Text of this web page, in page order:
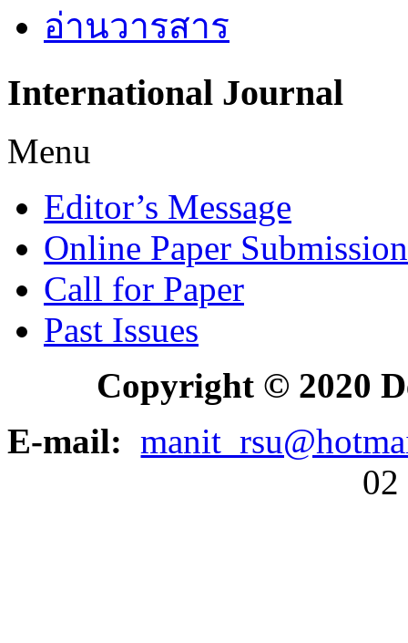
อ่านวารสาร
International Journal
Menu
Editor’s Message
Online Paper Submission
Call for Paper
Past Issues
Copyright © 2020
E-mail:
02